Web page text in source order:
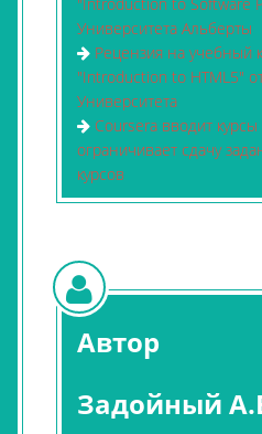
Университета Альберты
Рецензия на учебный
"Introduction to HTML5"
Университета
Coursera вводит
ограничивает сдачу
курсов
Автор
Задойный